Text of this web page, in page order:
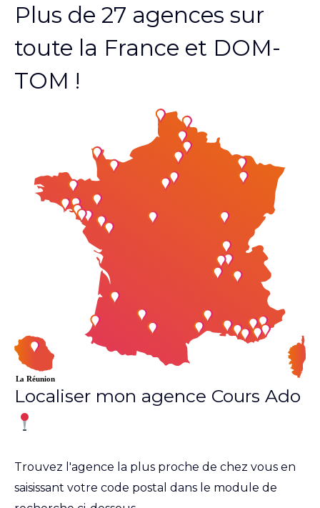
Plus de 27 agences sur
toute la France et DOM-
TOM !
Localiser mon agence Cours Ado
Trouvez l'agence la plus proche de chez vous en
saisissant votre code postal dans le module de